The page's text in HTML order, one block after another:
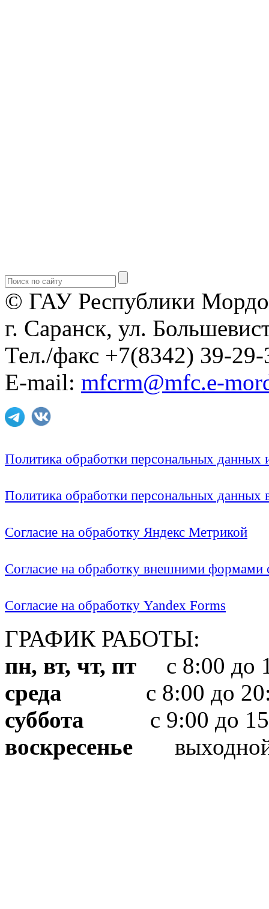
© ГАУ Республики
г. Саранск, ул.
Тел./факс +7(8342) 39-29-
E-mail: mfcrm@mfc.e-
Политика обработки персональных
Политика обработки персональных
Согласие на обработку Яндекс Метрикой
Согласие на обработку внешними формами
Согласие на обработку Yandex Forms
ГРАФИК РАБОТЫ:
пн, вт, чт, пт с 8:00 до
среда с 8:00 до
суббота с 9:00 до
воскресенье